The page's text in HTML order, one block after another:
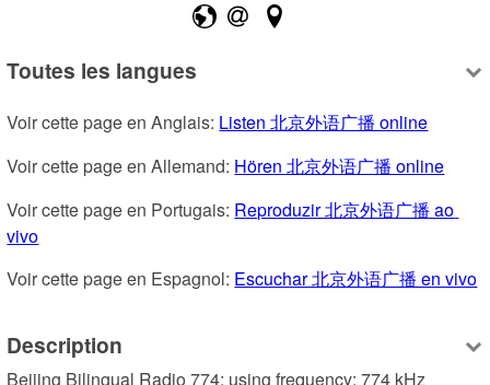
Toutes les langues
Voir cette page en Anglais: Listen 北京外语广播 online
Voir cette page en Allemand: Hören 北京外语广播 online
Voir cette page en Portugais: Reproduzir 北京外语广播 ao
vivo
Voir cette page en Espagnol: Escuchar 北京外语广播 en vivo
Description
Beijing Bilingual Radio 774; using frequency: 774 kHz